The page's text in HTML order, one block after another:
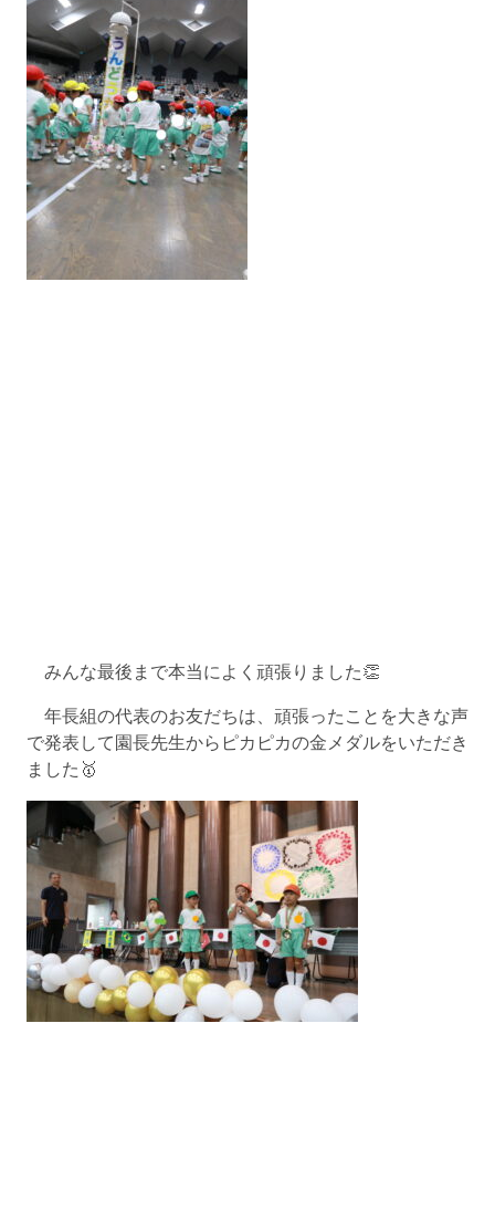
みんな最後まで本当によく頑張りました👏
年長組の代表のお友だちは、頑張ったことを大きな声
で発表して園長先生からピカピカの金メダルをいただき
ました🥇